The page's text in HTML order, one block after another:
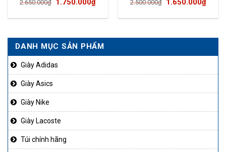
DANH MỤC SẢN PHẨM
Giày Adidas
Giày Asics
Giày Nike
Giày Lacoste
Túi chính hãng
2.650.000₫
2.650.000₫.là:
1.750.000₫.
2.500.000₫
2.500.000₫.là: